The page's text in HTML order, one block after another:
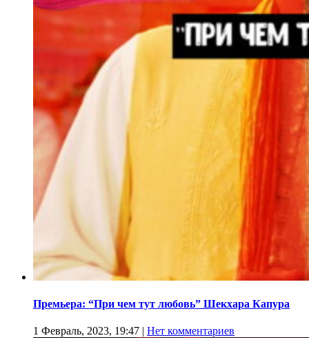
Премьера: “При чем тут любовь” Шекхара Капура
1 Февраль, 2023, 19:47 | Нет комментариев